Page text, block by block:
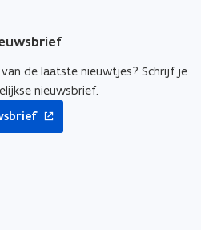
de laatste nieuwtjes? Schrijf je
nieuwsbrief.